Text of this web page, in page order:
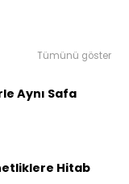
Tümünü göster
Aynı Safa
Hitab